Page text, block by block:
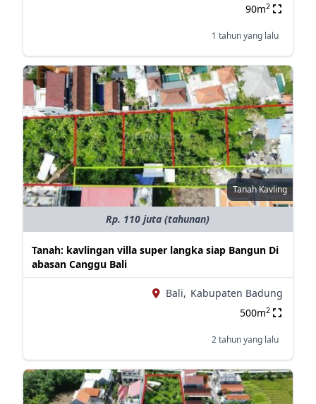
90m2
1 tahun yang lalu
Tanah Kavling
Rp. 110 juta (tahunan)
Tanah: kavlingan villa super langka siap Bangun Di
abasan Canggu Bali
Bali, Kabupaten Badung
500m2
2 tahun yang lalu